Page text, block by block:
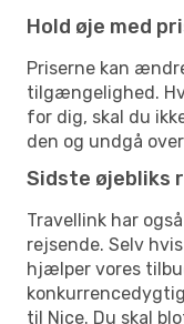
Hold øje med
Priserne kan
tilgængelighed.
for dig, skal du
den og undgå
Sidste øjebliks
Travellink har
rejsende. Selv
hjælper vores
til Nice. Du skal